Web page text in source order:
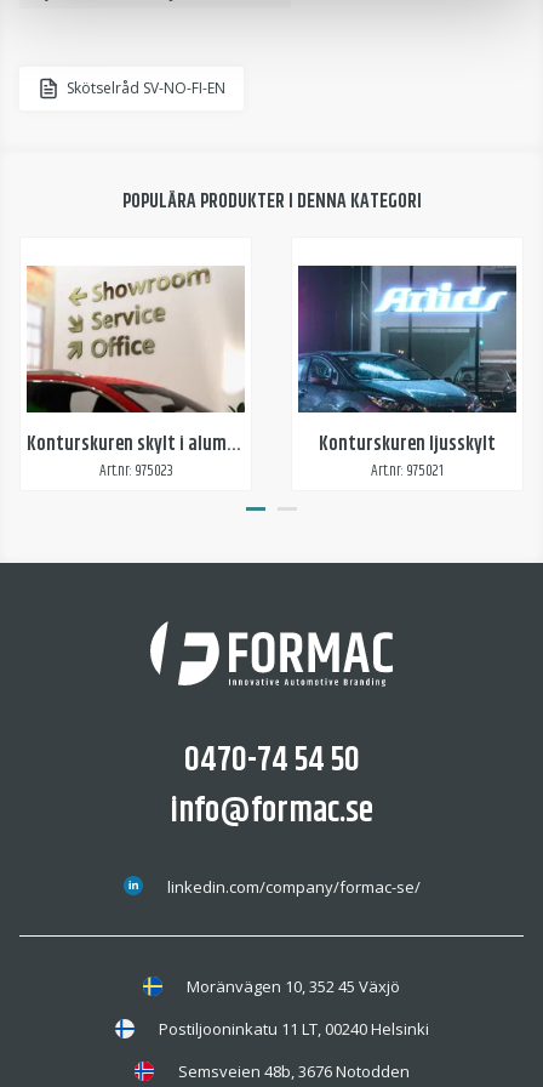
Skötselråd SV-NO-FI-EN
POPULÄRA PRODUKTER I DENNA KATEGORI
Konturskuren skylt i aluminium
Art.nr: 975023
Konturskuren ljusskylt
Art.nr: 975021
0470-74 54 50
info@formac.se
linkedin.com/company/formac-se/
Moränvägen 10, 352 45 Växjö
Postiljooninkatu 11 LT, 00240 Helsinki
Semsveien 48b, 3676 Notodden